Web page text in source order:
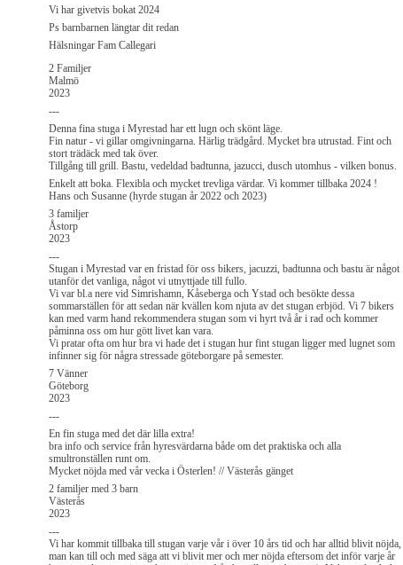
Vi har givetvis bokat 2024
Ps barnbarnen längtar dit redan
Hälsningar Fam Callegari
2 Familjer
Malmö
2023
---
Denna fina stuga i Myrestad har ett lugn och skönt läge.
Fin natur - vi gillar omgivningarna. Härlig trädgård. Mycket bra utrustad. Fint och
stort trädäck med tak över.
Tillgång till grill. Bastu, vedeldad badtunna, jazucci, dusch utomhus - vilken bonus.
Enkelt att boka. Flexibla och mycket trevliga värdar. Vi kommer tillbaka 2024 !
Hans och Susanne (hyrde stugan år 2022 och 2023)
3 familjer
Åstorp
2023
---
Stugan i Myrestad var en fristad för oss bikers, jacuzzi, badtunna och bastu är något
utanför det vanliga, något vi utnyttjade till fullo.
Vi var bl.a nere vid Simrishamn, Kåseberga och Ystad och besökte dessa
sommarställen för att sedan när kvällen kom njuta av det stugan erbjöd. Vi 7 bikers
kan med varm hand rekommendera stugan som vi hyrt två år i rad och kommer
påminna oss om hur gött livet kan vara.
Vi pratar ofta om hur bra vi hade det i stugan hur fint stugan ligger med lugnet som
infinner sig för några stressade göteborgare på semester.
7 Vänner
Göteborg
2023
---
En fin stuga med det där lilla extra!
bra info och service från hyresvärdarna både om det praktiska och alla
smultronställen runt om.
Mycket nöjda med vår vecka i Österlen! // Västerås gänget
2 familjer med 3 barn
Västerås
2023
---
Vi har kommit tillbaka till stugan varje vår i över 10 års tid och har alltid blivit nöjda,
man kan till och med säga att vi blivit mer och mer nöjda eftersom det inför varje år